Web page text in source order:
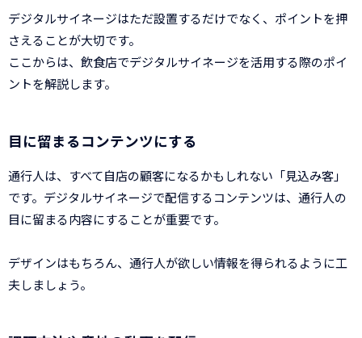
デジタルサイネージはただ設置するだけでなく、ポイントを押
さえることが大切です。
ここからは、飲食店でデジタルサイネージを活用する際のポイ
ントを解説します。
目に留まるコンテンツにする
通行人は、すべて自店の顧客になるかもしれない「見込み客」
です。デジタルサイネージで配信するコンテンツは、通行人の
目に留まる内容にすることが重要です。
デザインはもちろん、通行人が欲しい情報を得られるように工
夫しましょう。